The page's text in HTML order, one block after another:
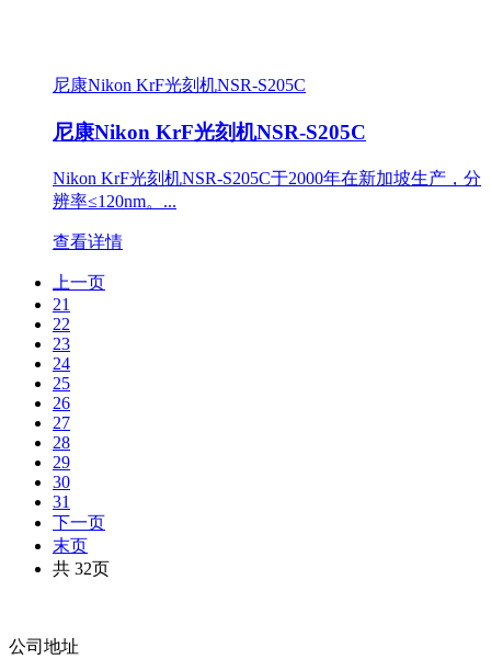
尼康Nikon KrF光刻机NSR-S205C
尼康Nikon KrF光刻机NSR-S205C
Nikon KrF光刻机NSR-S205C于2000年在新加坡生产，分
辨率≤120nm。...
查看详情
上一页
21
22
23
24
25
26
27
28
29
30
31
下一页
末页
共 32页
公司地址